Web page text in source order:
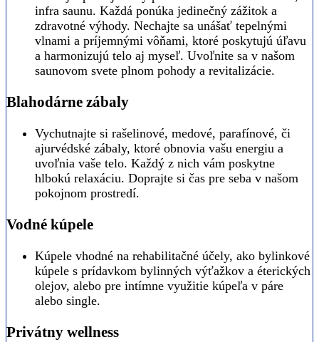
infra saunu. Každá ponúka jedinečný zážitok a
zdravotné výhody. Nechajte sa unášať tepelnými
vlnami a príjemnými vôňami, ktoré poskytujú úľavu
a harmonizujú telo aj myseľ. Uvoľnite sa v našom
saunovom svete plnom pohody a revitalizácie.
Blahodárne zábaly
Vychutnajte si rašelinové, medové, parafínové, či
ajurvédské zábaly, ktoré obnovia vašu energiu a
uvoľnia vaše telo. Každý z nich vám poskytne
hlbokú relaxáciu. Doprajte si čas pre seba v našom
pokojnom prostredí.
Vodné kúpele
Kúpele vhodné na rehabilitačné účely, ako bylinkové
kúpele s prídavkom bylinných výťažkov a éterických
olejov, alebo pre intímne využitie kúpeľa v páre
alebo single.
Privátny wellness